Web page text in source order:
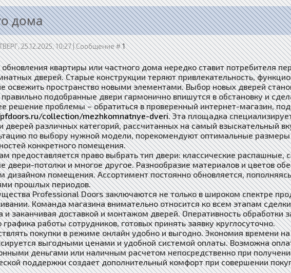
дома
25.12.2025, 10:27 | Сообщение #1
квартиры или частного дома нередко ставит потребителя
дверей. Старые конструкции теряют привлекательность,
освежить пространство новыми элементами. Выбор новых дверей
правильно подобранные двери гармонично впишутся в обстановку и
решение проблемы – обратиться в проверенный интернет-магазин,
collection/mezhkomnatnye-dveri. Эта площадка
дверей различных категорий, рассчитанных на самый взыскательный
по выбору нужной модели, порекомендуют оптимальные
конкретного помещения.
предоставляется право выбрать тип двери: классические
двери-потолки и многое другое. Разнообразие материалов и цветов
дизайном помещения. Ассортимент постоянно обновляется,
прошлых периодов.
Professional Doors заключаются не только в широком спектре
Команда магазина внимательно относится ко всем этапам
и заканчивая доставкой и монтажом дверей. Оперативность обработки
графика работы сотрудников, готовых принять заявку круглосуточно.
покупки в режиме онлайн удобно и выгодно. Экономия времени
выгодными ценами и удобной системой оплаты. Возможна
деньгами или наличным расчетом непосредственно при
поддержки создает дополнительный комфорт при совершении